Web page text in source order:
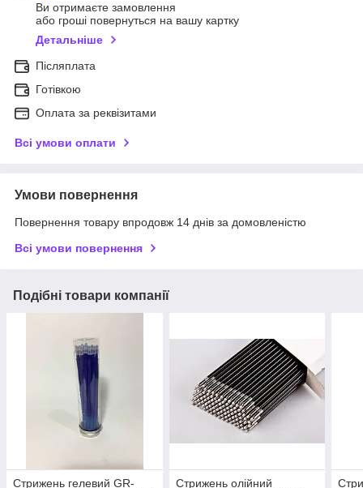
Ви отримаєте замовлення
або гроші повернуться на вашу картку
Детальніше
Післяплата
Готівкою
Оплата за реквізитами
Всі умови оплати
Умови повернення
Повернення товару впродовж 14 днів за домовленістю
Всі умови повернення
Подібні товари компанії
Стрижень гелевий GR-
Стрижень олійний